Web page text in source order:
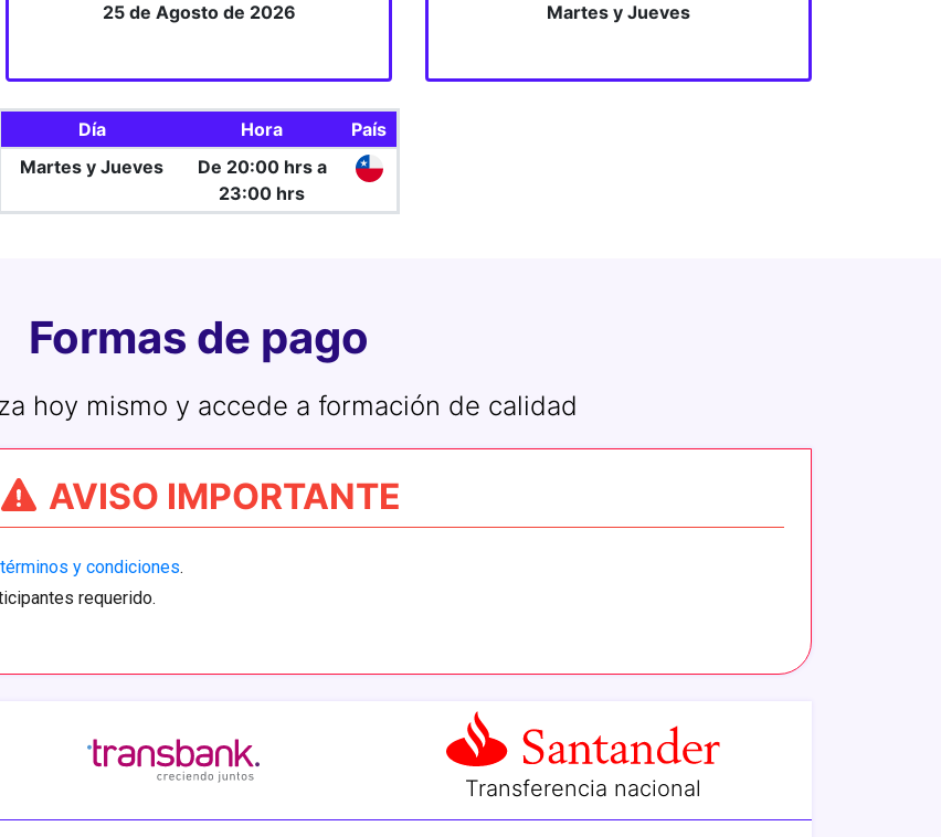
25 de Agosto de 2026
Martes y Jueves
Día Hora
País
Martes y Jueves
De 20:00 hrs a
23:00 hrs
Formas de pago
hoy mismo y accede a formación de calidad
AVISO IMPORTANTE
términos y condiciones.
requerido.
Transferencia nacional